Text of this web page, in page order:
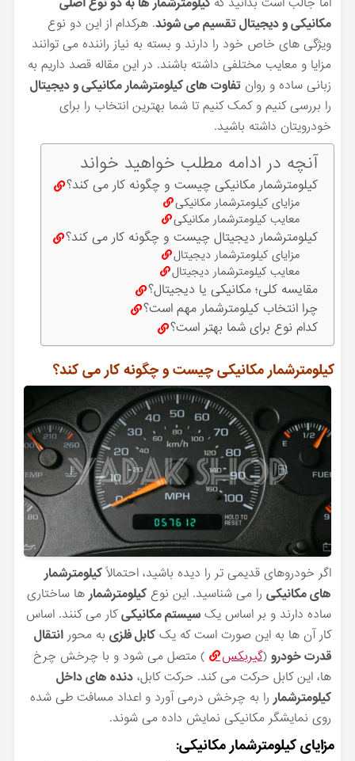
مکانیکی و دیجیتال تقسیم می شوند. هرکدام از این دو نوع
ویژگی های خاص خود را دارند و بسته به نیاز راننده می توانند
مزایا و معایب مختلفی داشته باشند. در این مقاله قصد داریم به
زبانی ساده و روانتفاوت های کیلومترشمار مکانیکی و دیجیتال
را بررسی کنیم و کمک کنیم تا شما بهترین انتخاب را برای
خودرویتان داشته باشید.
آنچه در ادامه مطلب خواهید خواند
کیلومترشمار مکانیکی چیست و چگونه کار می کند؟
مزایای کیلومترشمار مکانیکی
معایب کیلومترشمار مکانیکی
کیلومترشمار دیجیتال چیست و چگونه کار می کند؟
مزایای کیلومترشمار دیجیتال
معایب کیلومترشمار دیجیتال
مقایسه کلی؛ مکانیکی یا دیجیتال؟
چرا انتخاب کیلومترشمار مهم است؟
کدام نوع برای شما بهتر است؟
کیلومترشمار مکانیکی چیست و چگونه کار می کند؟
اگر خودروهای قدیمی تر را دیده باشید، احتمالاًکیلومترشمار
های مکانیکی را می شناسید. این نوعکیلومترشمار ها ساختاری
ساده دارند و بر اساس یکسیستم مکانیکیکار می کنند. اساس
کار آن ها به این صورت است که یککابل فلزی به محورانتقال
قدرت خودرو (گیربکس
) متصل می شود و با چرخش چرخ
ها، این کابل حرکت می کند. حرکت کابل،دنده های داخل
کیلومترشمار را به چرخش درمی آورد و اعداد مسافت طی شده
روی نمایشگر مکانیکی نمایش داده می شوند.
مزایای کیلومترشمار مکانیکی: